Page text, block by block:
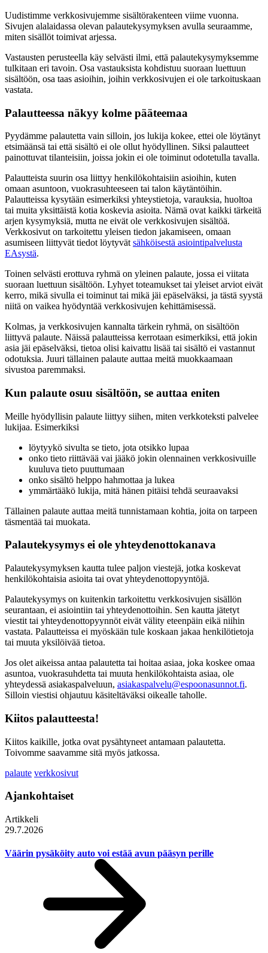
Uudistimme verkkosivujemme sisältörakenteen viime vuonna.
Sivujen alalaidassa olevan palautekysymyksen avulla seuraamme,
miten sisällöt toimivat arjessa.
Vastausten perusteella käy selvästi ilmi, että palautekysymyksemme
tulkitaan eri tavoin. Osa vastauksista kohdistuu suoraan luettuun
sisältöön, osa taas asioihin, joihin verkkosivujen ei ole tarkoituskaan
vastata.
Palautteessa näkyy kolme pääteemaa
Pyydämme palautetta vain silloin, jos lukija kokee, ettei ole löytänyt
etsimäänsä tai että sisältö ei ole ollut hyödyllinen. Siksi palautteet
painottuvat tilanteisiin, joissa jokin ei ole toiminut odotetulla tavalla.
Palautteista suurin osa liittyy henkilökohtaisiin asioihin, kuten
omaan asuntoon, vuokrasuhteeseen tai talon käytäntöihin.
Palautteissa kysytään esimerkiksi yhteystietoja, varauksia, huoltoa
tai muita yksittäistä kotia koskevia asioita. Nämä ovat kaikki tärkeitä
arjen kysymyksiä, mutta ne eivät ole verkkosivujen sisältöä.
Verkkosivut on tarkoitettu yleisen tiedon jakamiseen, omaan
asumiseen liittyvät tiedot löytyvät sähköisestä asiointipalvelusta
EAsystä.
Toinen selvästi erottuva ryhmä on yleinen palaute, jossa ei viitata
suoraan luettuun sisältöön. Lyhyet toteamukset tai yleiset arviot eivät
kerro, mikä sivulla ei toiminut tai mikä jäi epäselväksi, ja tästä syystä
niitä on vaikea hyödyntää verkkosivujen kehittämisessä.
Kolmas, ja verkkosivujen kannalta tärkein ryhmä, on sisältöön
liittyvä palaute. Näissä palautteissa kerrotaan esimerkiksi, että jokin
asia jäi epäselväksi, tietoa olisi kaivattu lisää tai sisältö ei vastannut
odotuksia. Juuri tällainen palaute auttaa meitä muokkaamaan
sivustoa paremmaksi.
Kun palaute osuu sisältöön, se auttaa eniten
Meille hyödyllisin palaute liittyy siihen, miten verkkoteksti palvelee
lukijaa. Esimerkiksi
löytyykö sivulta se tieto, jota otsikko lupaa
onko tieto riittävää vai jääkö jokin olennainen verkkosivuille
kuuluva tieto puuttumaan
onko sisältö helppo hahmottaa ja lukea
ymmärtääkö lukija, mitä hänen pitäisi tehdä seuraavaksi
Tällainen palaute auttaa meitä tunnistamaan kohtia, joita on tarpeen
täsmentää tai muokata.
Palautekysymys ei ole yhteydenottokanava
Palautekysymyksen kautta tulee paljon viestejä, jotka koskevat
henkilökohtaisia asioita tai ovat yhteydenottopyyntöjä.
Palautekysymys on kuitenkin tarkoitettu verkkosivujen sisällön
seurantaan, ei asiointiin tai yhteydenottoihin. Sen kautta jätetyt
viestit tai yhteydenottopyynnöt eivät välity eteenpäin eikä niihin
vastata. Palautteissa ei myöskään tule koskaan jakaa henkilötietoja
tai muuta yksilöivää tietoa.
Jos olet aikeissa antaa palautetta tai hoitaa asiaa, joka koskee omaa
asuntoa, vuokrasuhdetta tai muuta henkilökohtaista asiaa, ole
yhteydessä asiakaspalveluun, asiakaspalvelu@espoonasunnot.fi.
Silloin viestisi ohjautuu käsiteltäväksi oikealle taholle.
Kiitos palautteesta!
Kiitos kaikille, jotka ovat pysähtyneet antamaan palautetta.
Toivomme saavamme sitä myös jatkossa.
palaute verkkosivut
Ajankohtaiset
Artikkeli
29.7.2026
Väärin pysäköity auto voi estää avun pääsyn perille